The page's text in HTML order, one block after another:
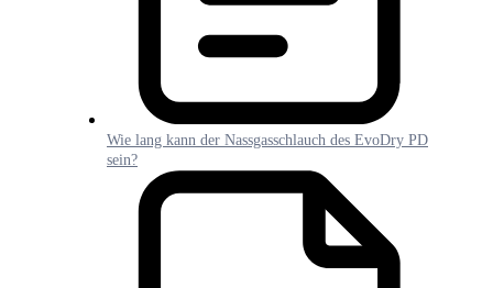
Wie lang kann der Nassgasschlauch des EvoDry PD
sein?